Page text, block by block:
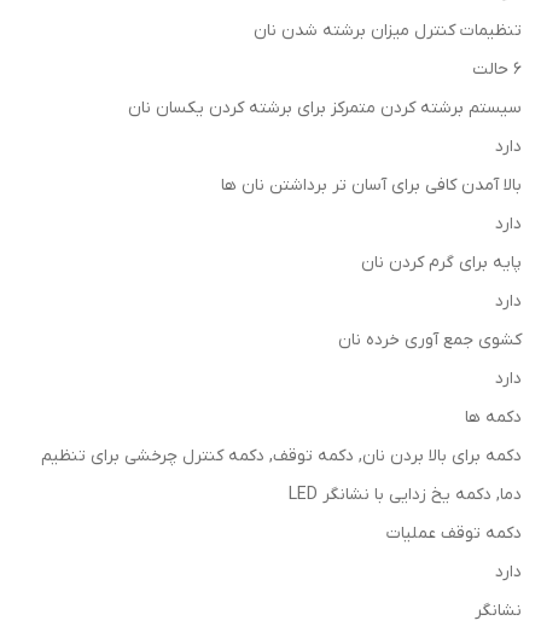
تنظیمات کنترل میزان برشته شدن نان
6 حالت
سیستم برشته کردن متمرکز برای برشته کردن یکسان نان
دارد
بالا آمدن کافی برای آسان تر برداشتن نان ها
دارد
پایه برای گرم کردن نان
دارد
کشوی جمع آوری خرده نان
دارد
دکمه ها
دکمه برای بالا بردن نان, دکمه توقف, دکمه کنترل چرخشی برای تنظیم
دما, دکمه یخ زدایی با نشانگر LED
دکمه توقف عملیات
دارد
نشانگر